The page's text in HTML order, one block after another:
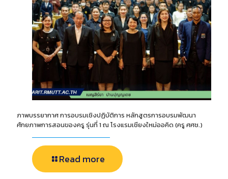
ภาพบรรยากาศ การอบรมเชิงปฏิบัติการ หลักสูตรการอบรมพัฒนา
ศักยภาพการสอนของครู รุ่นที่ 1 ณ โรงแรมเชียงใหม่ออคิด (ครู ศศช.)
Read more